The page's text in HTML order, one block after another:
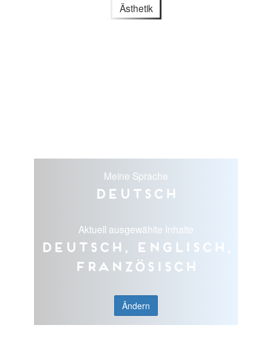
Ästhetik
Meine Sprache
Deutsch
Aktuell ausgewählte Inhalte
Deutsch, Englisch,
Französisch
Ändern